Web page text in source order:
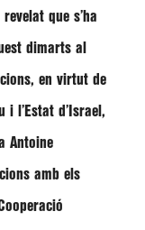
que s’ha
dimarts al
en virtut de
i l’Estat d’Israel,
Antoine
amb els